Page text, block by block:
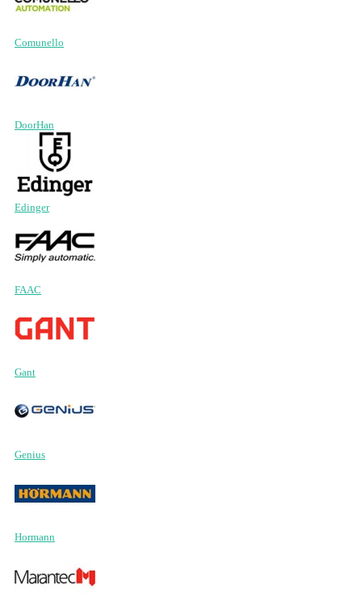
Comunello
DoorHan
Edinger
FAAC
Gant
Genius
Hormann